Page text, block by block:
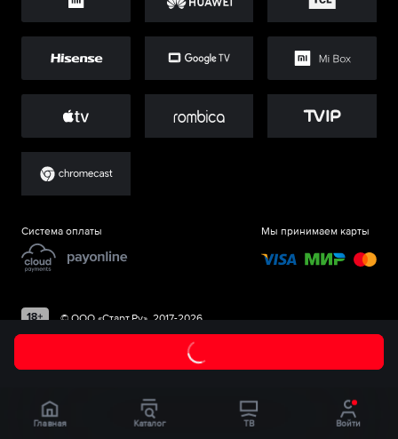
Система оплаты Мы принимаем карты
©ООО «Старт.Ру», 2017-2026
Главная Каталог ТВ Войти